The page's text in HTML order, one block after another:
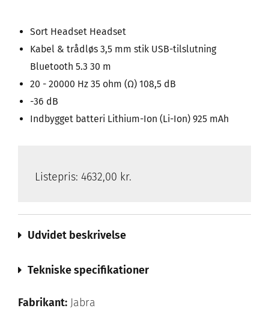
Sort Headset Headset
Kabel & trådløs 3,5 mm stik USB-tilslutning
Bluetooth 5.3 30 m
20 - 20000 Hz 35 ohm (Ω) 108,5 dB
-36 dB
Indbygget batteri Lithium-Ion (Li-Ion) 925 mAh
Listepris: 4632,00 kr.
Udvidet beskrivelse
Tekniske specifikationer
Fabrikant: Jabra